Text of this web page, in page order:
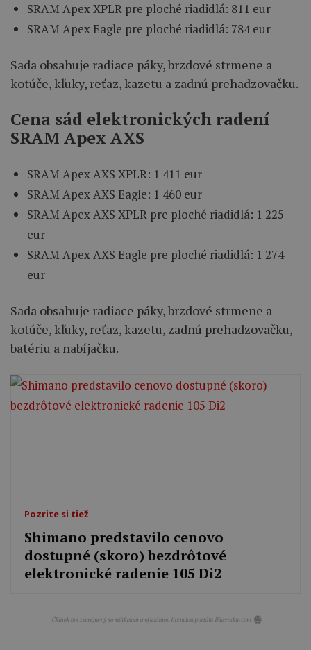
SRAM Apex XPLR pre ploché riadidlá: 811 eur
SRAM Apex Eagle pre ploché riadidlá: 784 eur
Sada obsahuje radiace páky, brzdové strmene a
kotúče, kľuky, reťaz, kazetu a zadnú prehadzovačku.
Cena sád elektronických radení
SRAM Apex AXS
SRAM Apex AXS XPLR: 1 411 eur
SRAM Apex AXS Eagle: 1 460 eur
SRAM Apex AXS XPLR pre ploché riadidlá: 1 225
eur
SRAM Apex AXS Eagle pre ploché riadidlá: 1 274
eur
Sada obsahuje radiace páky, brzdové strmene a
kotúče, kľuky, reťaz, kazetu, zadnú prehadzovačku,
batériu a nabíjačku.
Pozrite si tiež
Shimano predstavilo cenovo
dostupné (skoro) bezdrôtové
elektronické radenie 105 Di2